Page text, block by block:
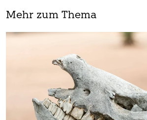
Mehr zum Thema